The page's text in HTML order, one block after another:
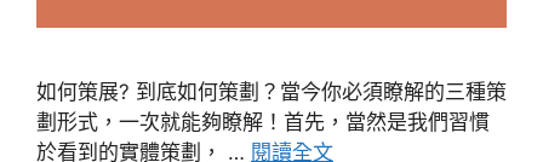
如何策展? 到底如何策劃？當今你必須瞭解的三種策
劃形式，一次就能夠瞭解！首先，當然是我們習慣
於看到的實體策劃， … 閱讀全文